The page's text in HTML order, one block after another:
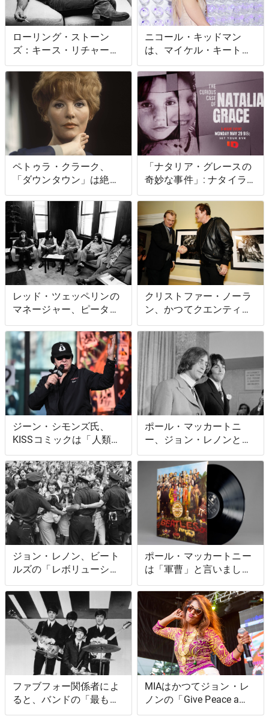
ローリング・ストーン
ズ：キース・リチャー
ズ、バンドを批判したあ
る音楽ファンに激怒
ニコール・キッドマン
は、マイケル・キートン
とヴァル・キルマーがバ
ットマンとして共有した
この1つの魅力的な特徴
を愛した
ペトゥラ・クラーク、
「ダウンタウン」は絶望
的な曲を披露したと語る
「ナタリア・グレースの
奇妙な事件」: ナタイラ、
クリスティン、マイケ
ル・バーネットは今日ど
こにいますか?
レッド・ツェッペリンの
マネージャー、ピータ
ー・グラントはゼップが
グラミー賞を受賞する前
に偽バンドがグラミー賞
を受賞するのを見ていた
クリストファー・ノーラ
ン、かつてクエンティ
ン・タランティーノ監督
の『パルプ・フィクショ
ン』の脚本を読んだこと
を後悔した
ジーン・シモンズ氏、
KISSコミックは「人類を
再創造する可能性があ
る」と語る
ポール・マッカートニ
ー、ジョン・レノンと初
めて会ったときに最も印
象に残ったことについて
語る
ジョン・レノン、ビート
ルズの「レボリューショ
ン」の一節を警察にコメ
ント
ポール・マッカートニー
は「軍曹」と言いまし
た。ペッパーの歌はヘロ
インについてではない
ファブフォー関係者によ
ると、バンドの「最もエ
キサイティングなパフォ
MIAはかつてジョン・レ
ノンの「Give Peace a
Chance」を攻撃したこと